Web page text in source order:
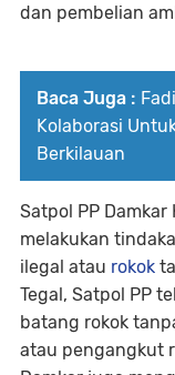
dan pembelian
Baca Juga :
Kolaborasi
Berkilauan
Satpol PP
melakukan
ilegal atau rokok
Tegal, Satpol PP
batang rokok
atau pengangkut